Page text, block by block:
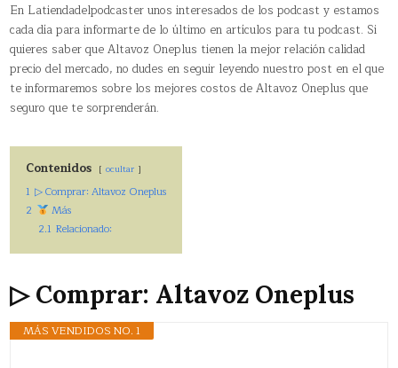
En Latiendadelpodcaster unos interesados de los podcast y estamos
cada día para informarte de lo último en artículos para tu podcast. Si
quieres saber que Altavoz Oneplus tienen la mejor relación calidad
precio del mercado, no dudes en seguir leyendo nuestro post en el que
te informaremos sobre los mejores costos de Altavoz Oneplus que
seguro que te sorprenderán.
Contenidos ocultar
1 ▷ Comprar: Altavoz Oneplus
2
Más
2.1 Relacionado:
▷ Comprar: Altavoz Oneplus
MÁS VENDIDOS NO. 1